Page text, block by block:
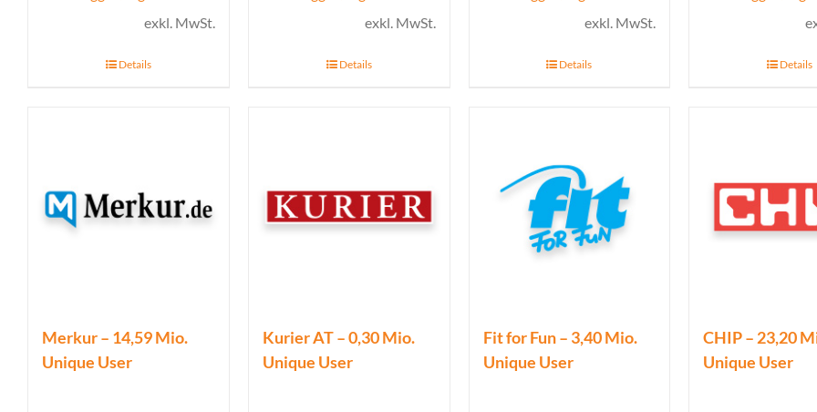
exkl. MwSt.
Details
exkl. MwSt.
Details
exkl. MwSt.
Details Details
Merkur – 14,59 Mio.
Unique User
Kurier AT – 0,30 Mio.
Unique User
Fit for Fun – 3,40 Mio.
Unique User
CHIP – 23,20
Unique User